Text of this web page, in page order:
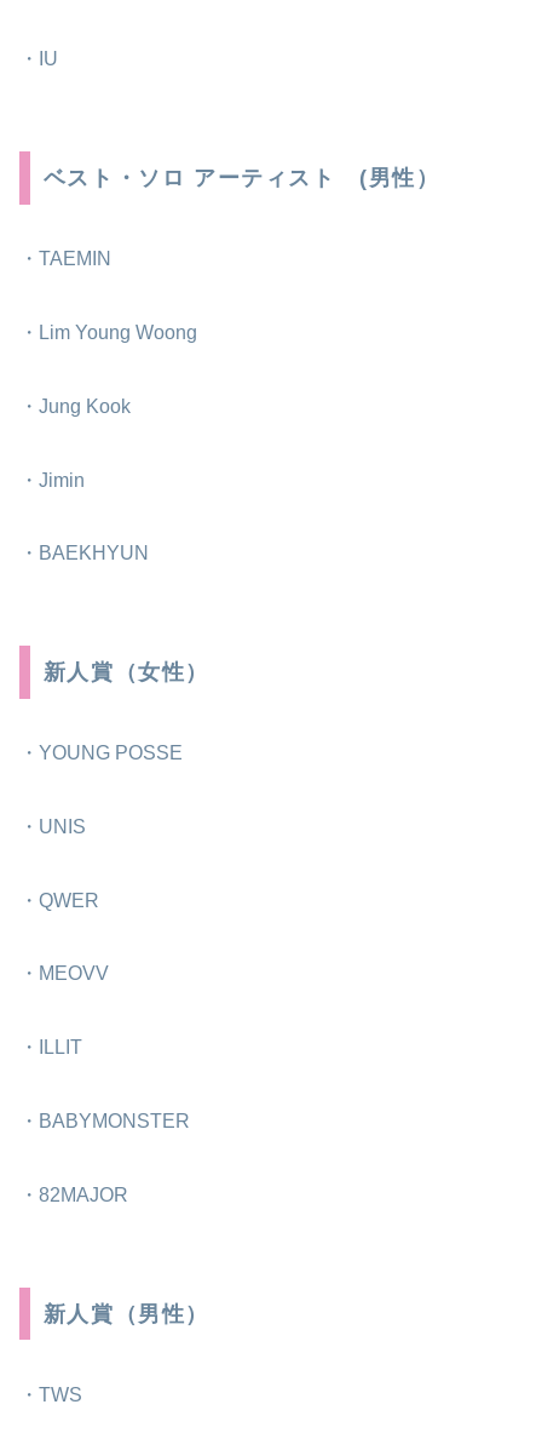
・IU
ベスト・ソロ アーティスト (男性）
・TAEMIN
・Lim Young Woong
・Jung Kook
・Jimin
・BAEKHYUN
新人賞（女性）
・YOUNG POSSE
・UNIS
・QWER
・MEOVV
・ILLIT
・BABYMONSTER
・82MAJOR
新人賞（男性）
・TWS